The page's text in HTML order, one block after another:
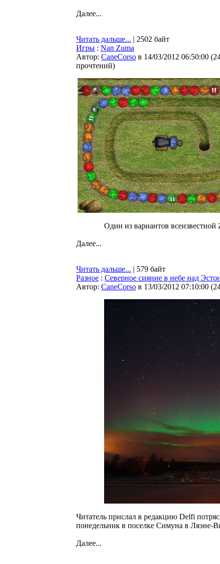
Далее...
Читать дальше... | 2502 байт
Игры : Nan Zuma
Автор: CaneCorso в 14/03/2012 06:50:00 (
прочтений)
Один из вариантов всеизвестной
Далее...
Читать дальше... | 579 байт
Разное : Северное сияние в небе над
Автор: CaneCorso в 13/03/2012 07:10:00 (
Читатель прислал в редакцию Delfi
понедельник в поселке Симуна в Ляэне-
Далее...